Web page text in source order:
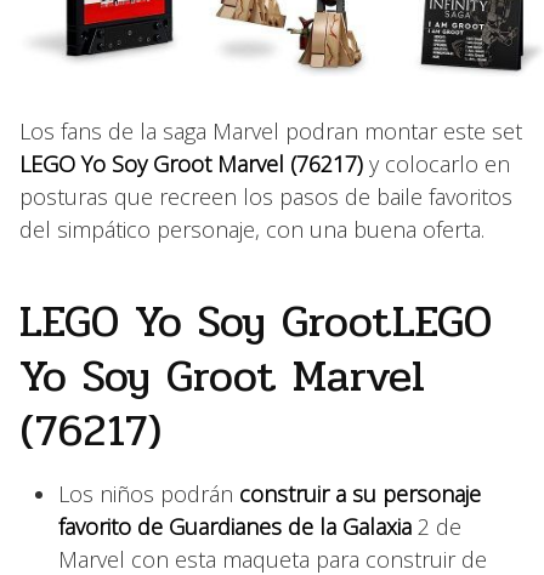
Los fans de la saga Marvel podran montar este set
LEGO Yo Soy Groot Marvel (76217) y colocarlo en
posturas que recreen los pasos de baile favoritos
del simpático personaje, con una buena oferta.
LEGO Yo Soy GrootLEGO
Yo Soy Groot Marvel
(76217)
Los niños podrán construir a su personaje
favorito de Guardianes de la Galaxia 2 de
Marvel con esta maqueta para construir de